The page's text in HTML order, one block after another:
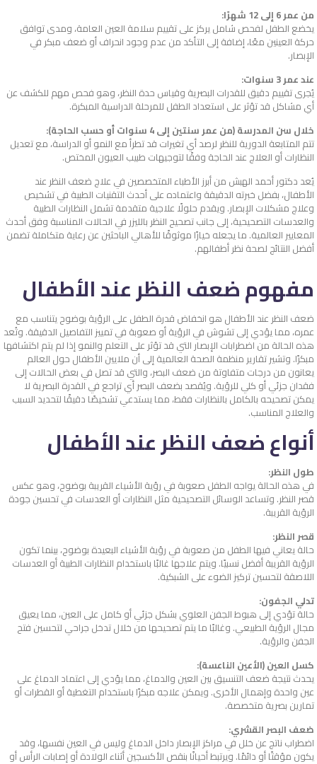
من عمر 6 إلى 12 شهرًا:
يخضع الطفل لفحص شامل يركز على تقييم سلامة العين العامة، ومدى توافق
حركة العينين معًا، إضافة إلى التأكد من عدم وجود انحراف أو ضعف مبكر في
الإبصار.
عند عمر 3 سنوات:
يُجرى تقييم دقيق للقدرات البصرية وقياس حدة النظر، وهو فحص مهم للكشف عن
أي مشاكل قد تؤثر على استعداد الطفل للمرحلة الدراسية المبكرة.
خلال سن المدرسة (من عمر سنتين إلى 4 سنوات أو حسب الحاجة):
تتم المتابعة الدورية للنظر لرصد أي تغيرات قد تطرأ مع النمو أو الدراسة، مع تعديل
النظارات أو العلاج عند الحاجة وفقًا لتوجيهات طبيب العيون المختص.
يُعد دكتور أحمد الهبش من أبرز الأطباء المتخصصين في علاج ضعف النظر عند
الأطفال، بفضل خبرته الدقيقة واعتماده على أحدث التقنيات الطبية في تشخيص
وعلاج مشكلات الإبصار. ويقدم حلولًا علاجية متقدمة تشمل النظارات الطبية
والعدسات التصحيحية، إلى جانب تصحيح النظر بالليزر في الحالات المناسبة وفق أحدث
المعايير العالمية. ما يجعله خيارًا موثوقًا للأهالي الباحثين عن رعاية متكاملة تضمن
أفضل النتائج لصحة نظر أطفالهم.
مفهوم ضعف النظر عند الأطفال
ضعف النظر عند الأطفال هو انخفاض قدرة الطفل على الرؤية بوضوح يتناسب مع
عمره، مما يؤدي إلى تشوش في الرؤية أو صعوبة في تمييز التفاصيل الدقيقة. وتُعد
هذه الحالة من اضطرابات الإبصار التي قد تؤثر على التعلم والنمو إذا لم يتم اكتشافها
مبكرًا. وتشير تقارير منظمة الصحة العالمية إلى أن ملايين الأطفال حول العالم
يعانون من درجات متفاوتة من ضعف البصر، والتي قد تصل في بعض الحالات إلى
فقدان جزئي أو كلي للرؤية. ويُقصد بضعف البصر أي تراجع في القدرة البصرية لا
يمكن تصحيحه بالكامل بالنظارات فقط، مما يستدعي تشخيصًا دقيقًا لتحديد السبب
والعلاج المناسب.
أنواع ضعف النظر عند الأطفال
طول النظر:
في هذه الحالة يواجه الطفل صعوبة في رؤية الأشياء القريبة بوضوح، وهو عكس
قصر النظر. وتساعد الوسائل التصحيحية مثل النظارات أو العدسات في تحسين جودة
الرؤية القريبة.
قصر النظر:
حالة يعاني فيها الطفل من صعوبة في رؤية الأشياء البعيدة بوضوح، بينما تكون
الرؤية القريبة أفضل نسبيًا. ويتم علاجها غالبًا باستخدام النظارات الطبية أو العدسات
اللاصقة لتحسين تركيز الضوء على الشبكية.
تدلي الجفون:
حالة تؤدي إلى هبوط الجفن العلوي بشكل جزئي أو كامل على العين، مما يعيق
مجال الرؤية الطبيعي. وغالبًا ما يتم تصحيحها من خلال تدخل جراحي لتحسين فتح
الجفن والرؤية.
كسل العين (الأعين الناعسة):
يحدث نتيجة ضعف التنسيق بين العين والدماغ، مما يؤدي إلى اعتماد الدماغ على
عين واحدة وإهمال الأخرى. ويمكن علاجه مبكرًا باستخدام التغطية أو القطرات أو
تمارين بصرية متخصصة.
ضعف البصر القشري:
اضطراب ناتج عن خلل في مراكز الإبصار داخل الدماغ وليس في العين نفسها، وقد
يكون مؤقتًا أو دائمًا. ويرتبط أحيانًا بنقص الأكسجين أثناء الولادة أو إصابات الرأس أو